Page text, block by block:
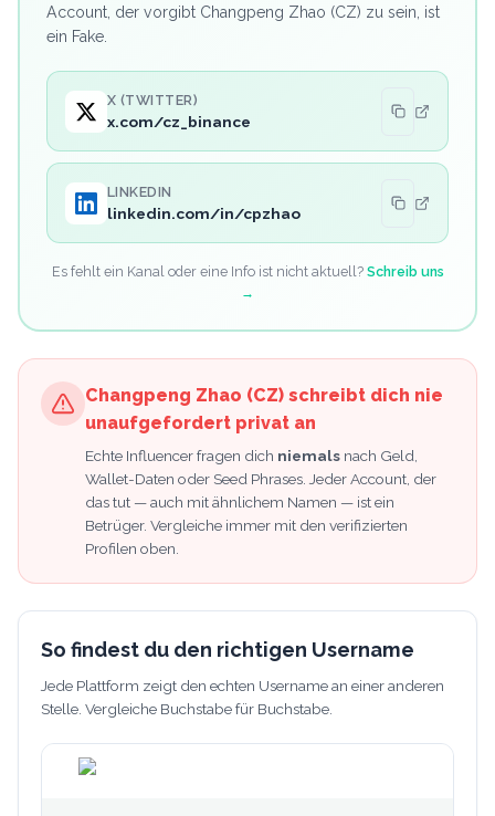
Account, der vorgibt Changpeng Zhao (CZ) zu sein, ist
ein Fake.
X (TWITTER)
x.com/cz_binance
LINKEDIN
linkedin.com/in/cpzhao
Es fehlt ein Kanal oder eine Info ist nicht aktuell? Schreib uns
→
Changpeng Zhao (CZ) schreibt dich nie
unaufgefordert privat an
Echte Influencer fragen dich niemals nach Geld,
Wallet-Daten oder Seed Phrases. Jeder Account, der
das tut — auch mit ähnlichem Namen — ist ein
Betrüger. Vergleiche immer mit den verifizierten
Profilen oben.
So findest du den richtigen Username
Jede Plattform zeigt den echten Username an einer anderen
Stelle. Vergleiche Buchstabe für Buchstabe.